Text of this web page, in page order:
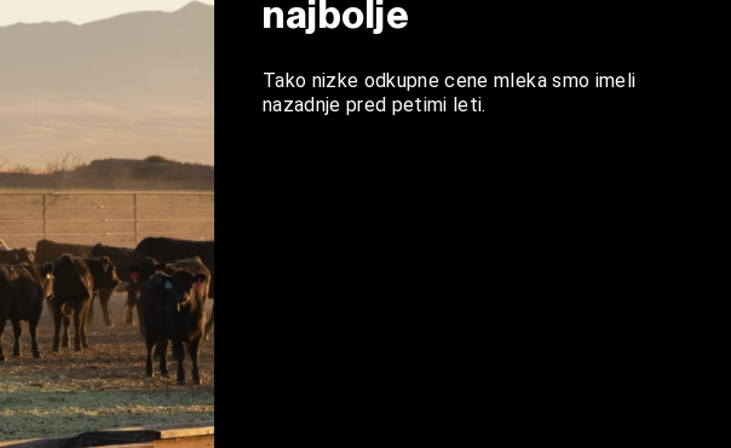
najbolje
Tako nizke odkupne cene mleka smo imeli
nazadnje pred petimi leti.